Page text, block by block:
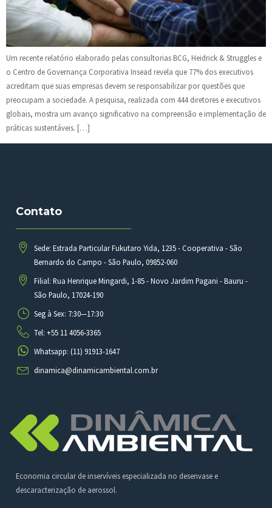
Um recente relatório elaborado pelas consultorias BCG, Heidrick & Struggles e
o Centro de Governança Corporativa Insead revela que 77% dos executivos
acreditam que suas empresas devem se responsabilizar por questões que
preocupam a sociedade. A pesquisa, realizada com 444 diretores e executivos
globais, mostra um avanço significativo na compreensão e implementação de
práticas sustentáveis. […]
Economia circular de inservíveis especializada no desenvase e
descaracterização de aerossol.
Contato
Sede: Estrada Particular Fukutaro Yida, 1235 - Cooperativa - São
Bernardo do Campo - São Paulo, 09852-060
Filial: Rua Henrique Mingardi, 1-85 - Novo Jardim Pagani - Bauru -
São Paulo, 17024-190
Seg à Sex: 7:30—17:30
Tel: +55 11 4056-3365
Whatsapp: (11) 91913-1647
dinamica@dinamicambiental.com.br